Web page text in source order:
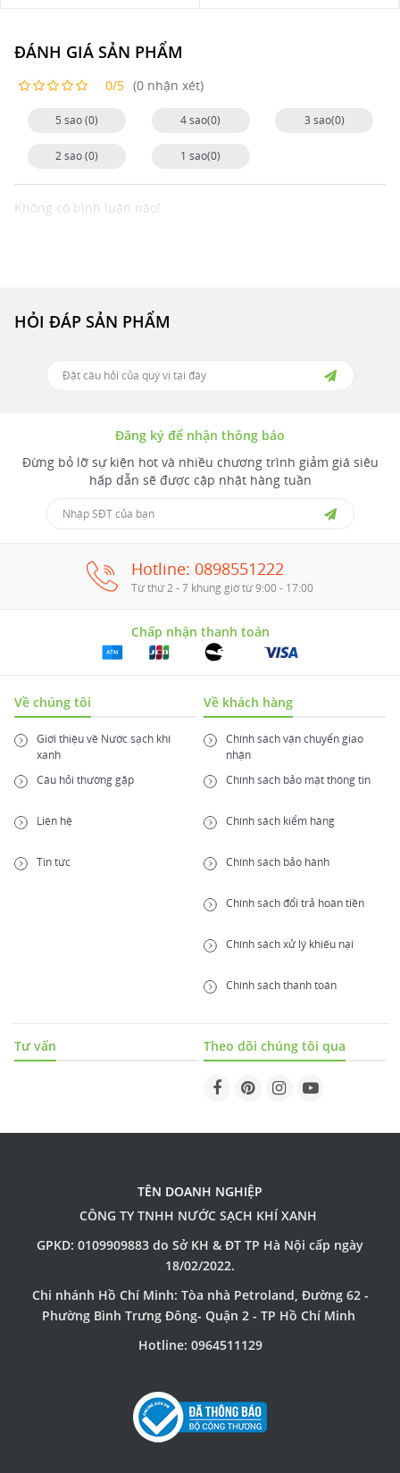
ĐÁNH GIÁ SẢN PHẨM
0/5 (0 nhận xét)
5 sao (0) 4 sao(0) 3 sao(0)
2 sao (0) 1 sao(0)
Không có bình luận nào!
HỎI ĐÁP SẢN PHẨM
Đăng ký để nhận thông báo
Đừng bỏ lỡ sự kiện hot và nhiều chương trình giảm giá siêu
hấp dẫn sẽ được cập nhật hàng tuần
Hotline: 0898551222
Từ thứ 2 - 7 khung giờ từ 9:00 - 17:00
Chấp nhận thanh toán
Về chúng tôi
Giới thiệu về Nước sạch khí
xanh
Câu hỏi thường gặp
Liên hệ
Tin tức
Về khách hàng
Chính sách vận chuyển giao
nhận
Chính sách bảo mật thông tin
Chính sách kiểm hàng
Chính sách bảo hành
Chính sách đổi trả hoàn tiền
Chính sách xử lý khiếu nại
Chính sách thanh toán
Tư vấn Theo dõi chúng tôi qua
TÊN DOANH NGHIỆP
CÔNG TY TNHH NƯỚC SẠCH KHÍ XANH
GPKD: 0109909883 do Sở KH & ĐT TP Hà Nội cấp ngày
18/02/2022.
Chi nhánh Hồ Chí Minh: Tòa nhà Petroland, Đường 62 -
Phường Bình Trưng Đông- Quận 2 - TP Hồ Chí Minh
Hotline: 0964511129